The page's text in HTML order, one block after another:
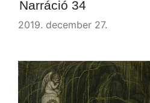
Narráció 34
2019. december 27.